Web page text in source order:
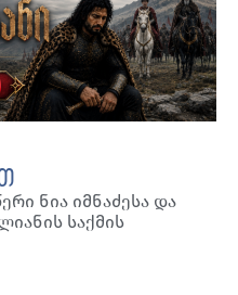
ნია იმნაძესა და
საქმის